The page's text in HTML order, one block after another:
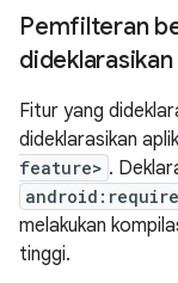
Pemfilteran
Fitur yang
dideklarasikan
feature> .
melakukan
tinggi.